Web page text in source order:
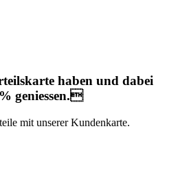
haben und dabei
geniessen.
mit unserer Kundenkarte.